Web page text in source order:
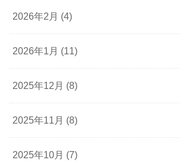
2026年2月 (4)
2026年1月 (11)
2025年12月 (8)
2025年11月 (8)
2025年10月 (7)